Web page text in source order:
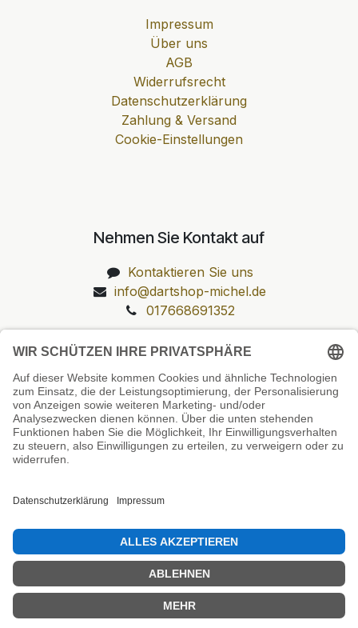
Impressum
Über uns
AGB
Widerrufsrecht
Datenschutzerklärung
Zahlung & Versand
Cookie-Einstellungen
Nehmen Sie Kontakt auf
Kontaktieren Sie uns
info@dartshop-michel.de
017668691352
Unsere Prüfsiegel